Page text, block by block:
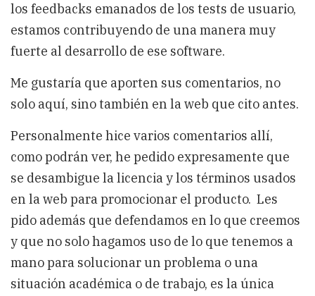
los feedbacks emanados de los tests de usuario,
estamos contribuyendo de una manera muy
fuerte al desarrollo de ese software.
Me gustaría que aporten sus comentarios, no
solo aquí, sino también en la web que cito antes.
Personalmente hice varios comentarios allí,
como podrán ver, he pedido expresamente que
se desambigue la licencia y los términos usados
en la web para promocionar el producto. Les
pido además que defendamos en lo que creemos
y que no solo hagamos uso de lo que tenemos a
mano para solucionar un problema o una
situación académica o de trabajo, es la única